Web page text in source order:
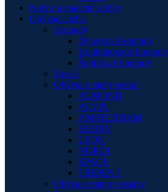
Nočné a toaletné stolíky
Obývacia izba
Komody
Dvierkové komody
Kombinované komody
Šuplíkové komody
Kreslá
Obývacie steny sektor
ALMOND
ALVIN
AMSTERDAM
HERRY
LEON
NORDI
SPACE
TRIDENT
Obývacie steny zostavy